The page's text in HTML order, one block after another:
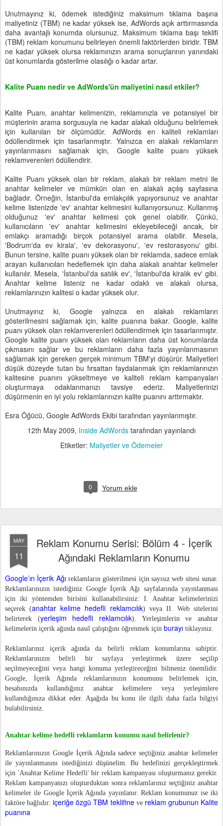
Unutmayınız ki, ödemek istediğiniz maksimum tıklama başına
maliyetiniz (TBM) ne kadar yüksek ise, AdWords açık arttırmasında
daha avantajlı konumda olursunuz. Maksimum tıklama başı teklifi
(TBM) reklam konumunu belirleyen önemli faktörlerden biridir. TBM
ne kadar yüksek olursa reklamınızın arama sonuçlarının yanındaki
üst konumlarda gösterilme olasılığı o kadar artar.
Kalite Puanı nedir ve AdWords'ün maliyetini nasıl etkiler?
Kalite Puanı, anahtar kelimenizin, reklamınızla ve potansiyel bir
müşterinin arama sorgusuyla ne kadar alakalı olduğunu belirlemek
için kullanılan bir ölçümüdür. AdWords en kaliteli reklamları
ödüllendirmek için tasarlanmıştır. Yalnızca en alakalı reklamların
yayınlanmasını sağlamak için, Google kalite puanı yüksek
reklamverenleri ödüllendirir.
Kalite Puanı yüksek olan bir reklam, alakalı bir reklam metni ile
anahtar kelimeler ve mümkün olan en alakalı açılış sayfasına
bağladır. Örneğin, İstanbul'da emlakçılık yapıyorsunuz ve anahtar
kelime listenizde 'ev' anahtar kelimesini kullanıyorsunuz. Kullanmış
olduğunuz 'ev' anahtar kelimesi çok genel olabilir. Çünkü,
kullanıcıların 'ev' anahtar kelimesini ekleyebileceği ancak, bir
emlakçı aramadığı birçok potansiyel arama olabilir. Mesela,
'Bodrum'da ev kirala', 'ev dekorasyonu', 'ev restorasyonu' gibi.
Bunun tersine, kalite puanı yüksek olan bir reklamda, sadece emlak
arayan kullanıcıları hedeflemek için daha alakalı anahtar kelimeler
kullanılır. Mesela, 'İstanbul'da satılık ev', 'İstanbul'da kiralık ev' gibi.
Anahtar kelime listeniz ne kadar odaklı ve alakalı olursa,
reklamlarınızın kalitesi o kadar yüksek olur.
Unutmayınız ki, Google yalnızca en alakalı reklamların
gösterilmesini sağlamak için, kalite puanına bakar. Google, kalite
puanı yüksek olan reklamverenleri ödüllendirmek için tasarlanmıştır.
Google kalite puanı yüksek olan reklamların daha üst konumlarda
çıkmasını sağlar ve bu reklamların daha fazla yayınlanmasının
sağlamak için gereken gerçek minimum TBM'yi düşürür. Maliyetleri
düşük düzeyde tutan bu fırsattan faydalanmak için reklamlarınızın
kalitesine puanını yükseltmeye ve kaliteli reklam kampanyaları
oluşturmaya odaklanmanızı tavsiye ederiz. Maliyetlerinizi
düşürmenin en iyi yolu reklamlarınızın kalite puanını arttırmaktır.
Esra Öğücü, Google AdWords Ekibi tarafından yayınlanmıştır.
12th May 2009, Inside AdWords tarafından yayınlandı
Etiketler: Maliyetler ve Ödemeler
0 Yorum ekle
MAY
11
Reklam Konumu Serisi: Bölüm 4 - İçerik
Ağındaki Reklamların Konumu
Google’ın İçerik Ağıreklamların gösterilmesi için sayısız web sitesi sunar.
Reklamlarınızın istediğiniz Google İçerik Ağı sayfalarında yayınlanması
için iki yöntemden birisini kullanabilirsiniz: I. Anahtar kelimelerinizi
seçerek (anahtar kelime hedefli reklamcılık) veya II. Web sitelerini
belirterek (yerleşim hedefli reklamcılık). Yerleşimlerin ve anahtar
kelimelerin içerik ağında nasıl çalıştığını öğrenmek için burayı tıklayınız.
Reklamlarınız içerik ağında da belirli reklam konumlarına sahiptir.
Reklamlarınızın belirli bir sayfaya yerleştirmek üzere seçilip
seçilmeyeceğini veya hangi konuma yerleştireceğini bilmeniz önemlidir.
Google, İçerik Ağında reklamlarınızın konumunu belirlemek için,
hesabınızda kullandığınız anahtar kelimelere veya yerleşimlere
kullandığınıza dikkat eder. Aşağıda bu konu ile ilgili daha fazla bilgiyi
bulabilirsiniz.
Anahtar kelime hedefli reklamların konumu nasıl belirlenir?
Reklamlarınızın Google İçerik Ağında sadece seçtiğiniz anahtar kelimeler
ile yayınlanmasını istediğinizi düşünelim. Bu hedefinizi gerçekleştirmek
için 'Anahtar Kelime Hedefli' bir reklam kampanyası oluşturmanız gerekir.
Reklam kampanyanızı oluşturduktan sonra reklamlarınız seçtiğiniz anahtar
kelimeler ile Google İçerik Ağında yayınlanır. Reklam konumunuz ise iki
faktöre bağlıdır:içeriğe özgü TBM teklifineve reklam grubunun Kalite
puanına